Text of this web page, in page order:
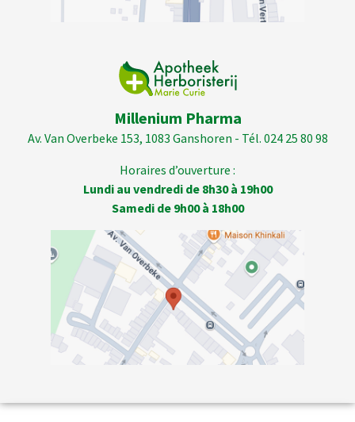
Millenium Pharma
Av. Van Overbeke 153, 1083 Ganshoren - Tél. 024 25 80 98
Horaires d’ouverture :
Lundi au vendredi de 8h30 à 19h00
Samedi de 9h00 à 18h00